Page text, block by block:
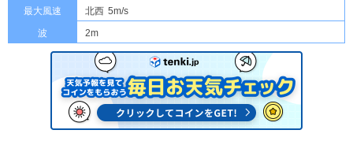
最大風速 北西 5m/s
波
2m